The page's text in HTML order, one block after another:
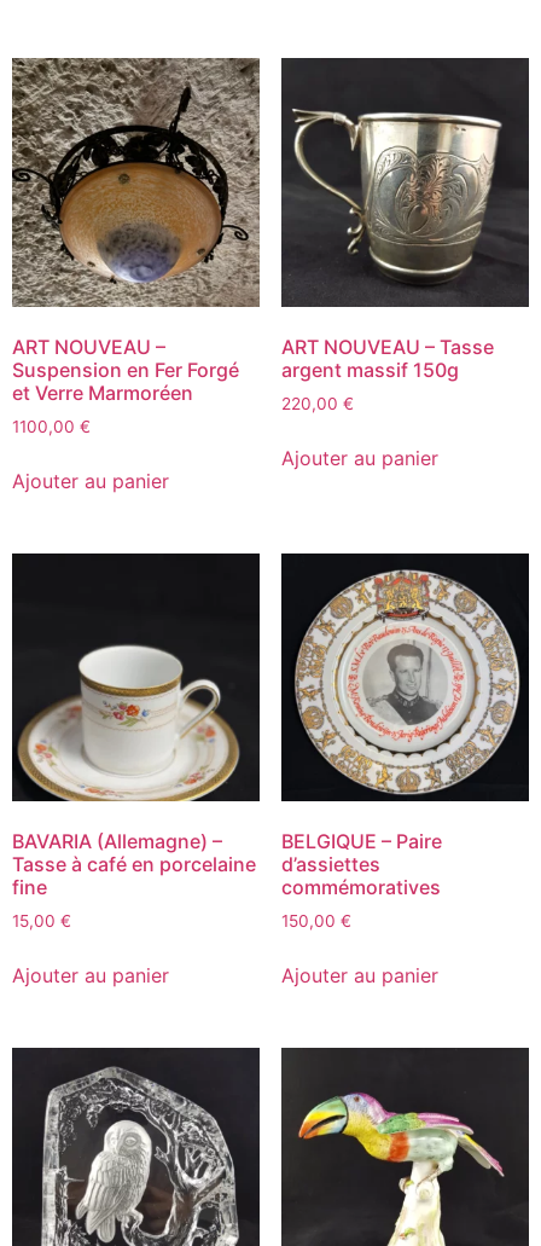
ART NOUVEAU –
Suspension en Fer Forgé
et Verre Marmoréen
1100,00 €
Ajouter au panier
ART NOUVEAU – Tasse
argent massif 150g
220,00 €
Ajouter au panier
BAVARIA (Allemagne) –
Tasse à café en porcelaine
fine
15,00 €
Ajouter au panier
BELGIQUE – Paire
d’assiettes
commémoratives
150,00 €
Ajouter au panier